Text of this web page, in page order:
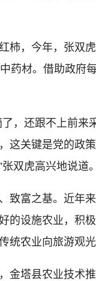
，今年，张双虎
药材。借助政府
还跟不上前来
这关键是党的政
双虎高兴地说道。
富之基。近年来
的设施农业，积
统农业向旅游观
塔县农业技术推